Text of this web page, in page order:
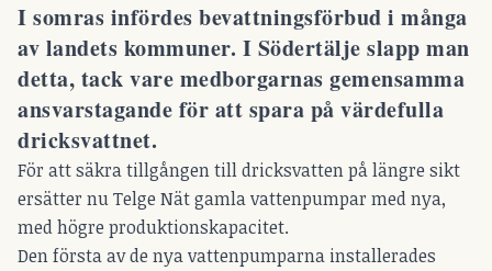
I somras infördes bevattningsförbud i många
av landets kommuner. I Södertälje slapp man
detta, tack vare medborgarnas gemensamma
ansvarstagande för att spara på värdefulla
dricksvattnet.
För att säkra tillgången till dricksvatten på längre sikt
ersätter nu Telge Nät gamla vattenpumpar med nya,
med högre produktionskapacitet.
Den första av de nya vattenpumparna installerades